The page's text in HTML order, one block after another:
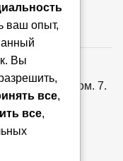
Республика
д.6, пом. 7.
В
ваш опыт,
Вы
все,
все,